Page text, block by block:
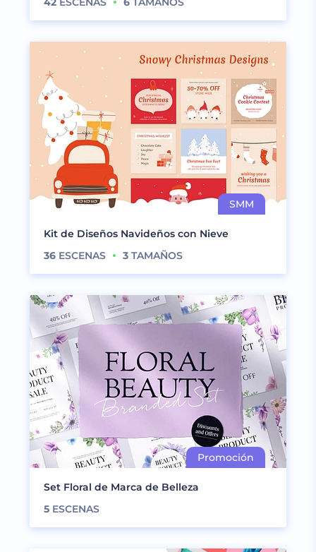
Kit de Diseños Navideños con Nieve
36 ESCENAS 3 TAMAÑOS
Set Floral de Marca de Belleza
5 ESCENAS